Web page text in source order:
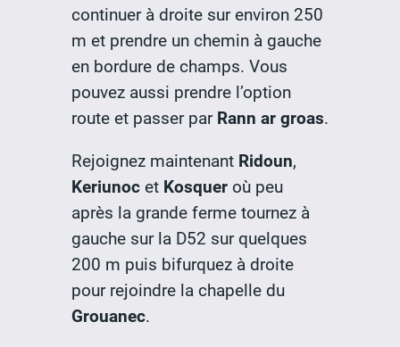
continuer à droite sur environ 250
m et prendre un chemin à gauche
en bordure de champs. Vous
pouvez aussi prendre l’option
route et passer par Rann ar groas.
Rejoignez maintenant Ridoun,
Keriunoc et Kosquer où peu
après la grande ferme tournez à
gauche sur la D52 sur quelques
200 m puis bifurquez à droite
pour rejoindre la chapelle du
Grouanec.